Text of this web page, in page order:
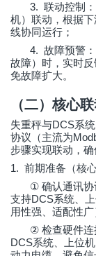
3. 联动控制
机）联动，根据
线协同运行；
4. 故障预警
故障）时，实时反
免故障扩大。
（二）核心
失重秤与DCS系
协议（主流为
步骤实现联动，确
1. 前期准备（核
① 确认通讯协
支持DCS系统、
用性强、适配性广
② 检查硬件
DCS系统、上位